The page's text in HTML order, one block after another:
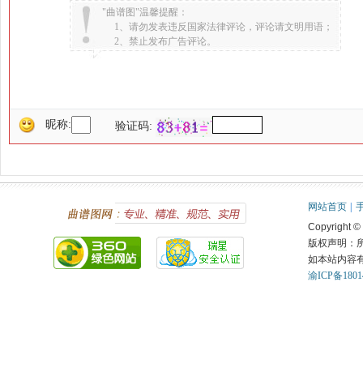
"曲谱图"温馨提醒：
1、请勿发表违反国家法律评论，评论请文明用语；
2、禁止发布广告评论。
昵称: 验证码:
网站首页
Copyright ©
版权声明：
如本站内容
渝ICP备